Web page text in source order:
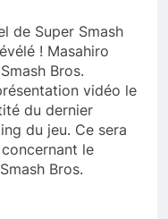
de Super Smash
! Masahiro
Bros.
vidéo le
du dernier
du jeu. Ce sera
le
Bros.